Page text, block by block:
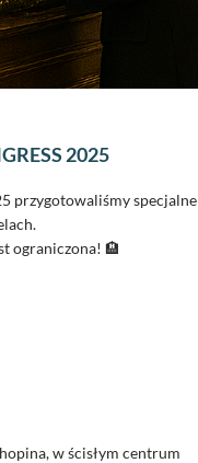
2025
przygotowaliśmy specjalne
ograniczona! 🏨
w ścisłym centrum